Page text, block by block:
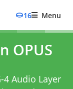
16 Menu
OPUS
4 Audio Layer